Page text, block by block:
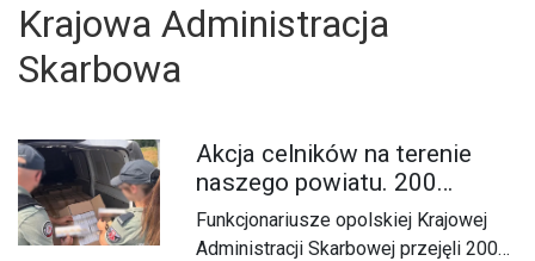
Krajowa Administracja
Skarbowa
Akcja celników na terenie
naszego powiatu. 200
tysięcy papierosów bez
akcyzy w dostawczaku
Funkcjonariusze opolskiej Krajowej
Administracji Skarbowej przejęli 200